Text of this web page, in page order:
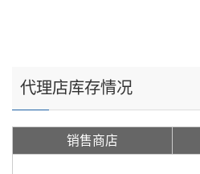
代理店库存情况
销售商店